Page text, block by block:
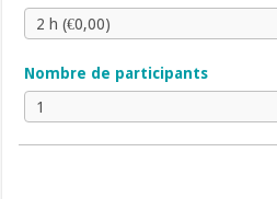
Nombre de participants